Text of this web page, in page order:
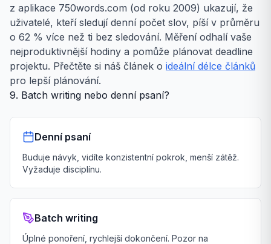
z aplikace 750words.com (od roku 2009) ukazují, že
uživatelé, kteří sledují denní počet slov, píší v průměru
o 62 % více než ti bez sledování. Měření odhalí vaše
nejproduktivnější hodiny a pomůže plánovat deadline
projektu. Přečtěte si náš článek o ideální délce článků
pro lepší plánování.
9. Batch writing nebo denní psaní?
Denní psaní
Buduje návyk, vidíte konzistentní pokrok, menší zátěž.
Vyžaduje disciplínu.
Batch writing
Úplné ponoření, rychlejší dokončení. Pozor na